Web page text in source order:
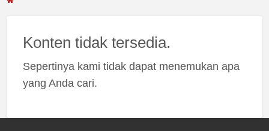
Konten tidak tersedia.
Sepertinya kami tidak dapat menemukan apa
yang Anda cari.